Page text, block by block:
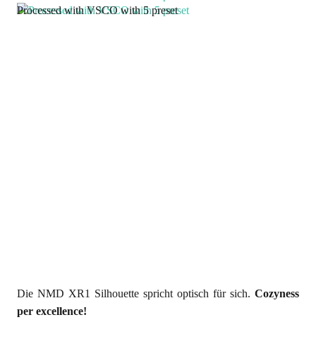
Processed with VSCO with 5 preset
Die NMD XR1 Silhouette spricht optisch für sich.Cozyness
per excellence!